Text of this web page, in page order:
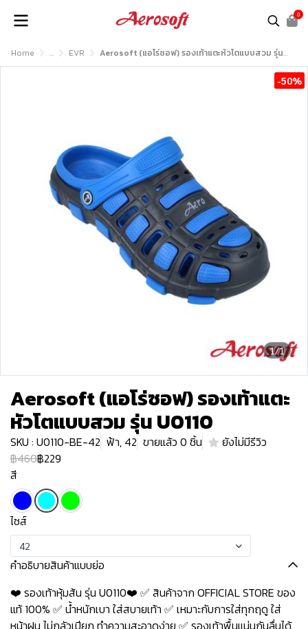
0
Home ... EVR Aerosoft (แอโร่ซอฟ) รองเท้าแตะหัวโตแบบสวม รุ่น U0110
1/1
-50%
Aerosoft (แอโร่ซอฟ) รองเท้าแตะ
หัวโตแบบสวม รุ่น U0110
SKU : U0110-BE-42 ฟ้า, 42 ขายแล้ว 0 ชิ้น
ยังไม่มีรีวิว
฿460฿229
สี
ไซส์
42
คำอธิบายสินค้าแบบย่อ
❤️ รองเท้าหุ้มส้น รุ่น U0110❤️ ✅ สินค้าจาก OFFICIAL STORE ของ
แท้ 100% ✅ น้ำหนักเบา ใส่สบายเท้า ✅ เหมาะกับการใส่ทุกฤดู ใส่
หน้าฝน ไม่กลัวเปียก ทำความสะอาดง่าย ✅ รองเท้าพื้นแน่นกันลื่นได้